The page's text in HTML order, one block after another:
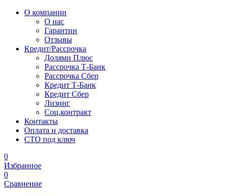
О компании
О нас
Гарантии
Отзывы
Кредит/Рассрочка
Долями Плюс
Рассрочка Т-Банк
Рассрочка Сбер
Кредит Т-Банк
Кредит Сбер
Лизинг
Соц.контракт
Контакты
Оплата и доставка
СТО под ключ
0
Избранное
0
Сравнение